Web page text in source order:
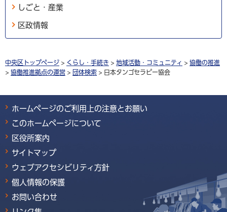
しごと・産業
区政情報
中央区トップページ > くらし・手続き > 地域活動・コミュニティ > 協働の推進
> 協働推進拠点の運営 > 団体検索 > 日本タンゴセラピー協会
ホームページのご利用上の注意とお願い
このホームページについて
区役所案内
サイトマップ
ウェブアクセシビリティ方針
個人情報の保護
お問い合わせ